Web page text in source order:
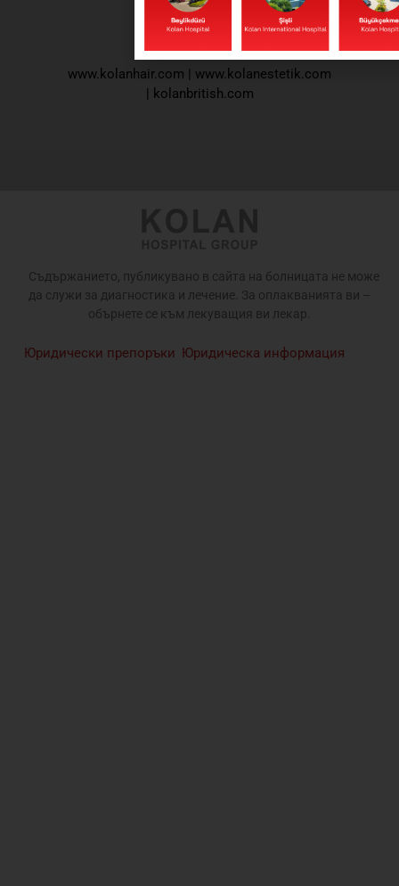
www.kolanhair.com | www.kolanestetik.com
| kolanbritish.com
Съдържанието, публикувано в сайта на болницата не може
да служи за диагностика и лечение. За оплакванията ви –
обърнете се към лекуващия ви лекар.
Юридически препоръки Юридическа информация